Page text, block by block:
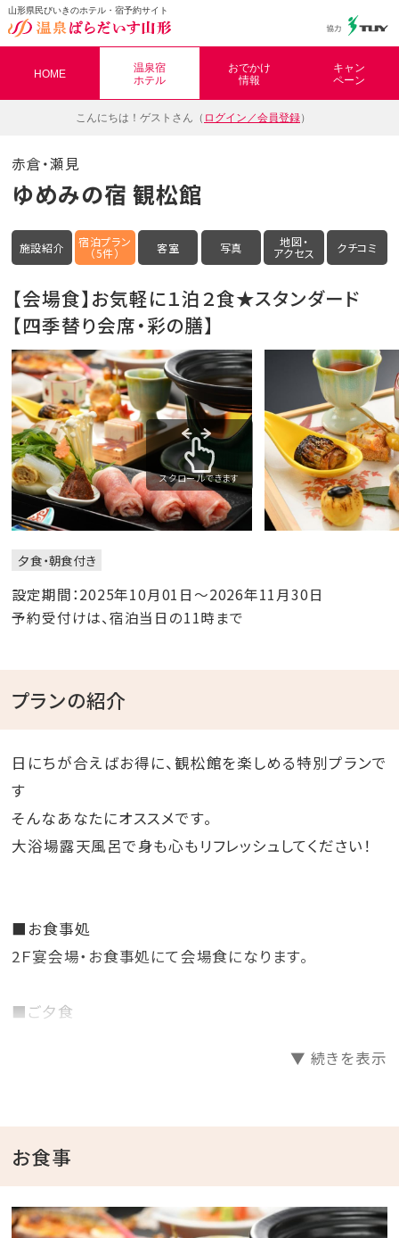
山形県民びいきのホテル・宿予約サイト
HOME
温泉宿
ホテル
おでかけ
情報
キャン
ペーン
こんにちは！ ゲストさん（ ログイン／会員登録）
赤倉・瀬見
ゆめみの宿 観松館
施設紹介 宿泊プラン
（5件） 客室 写真 地図・
アクセス クチコミ
【会場食】お気軽に１泊２食★スタンダード
【四季替り会席・彩の膳】
スクロールできます
夕食・朝食付き
設定期間：2025年10月01日～2026年11月30日
予約受付けは、宿泊当日の11時まで
プランの紹介
日にちが合えばお得に、観松館を楽しめる特別プランで
す
そんなあなたにオススメです。
大浴場露天風呂で身も心もリフレッシュしてください！
■お食事処
2Ｆ宴会場・お食事処にて会場食になります。
■ご夕食
す。
■ご朝食
こだわり食材の和洋バイキング朝食
▼ 続きを表示
お食事